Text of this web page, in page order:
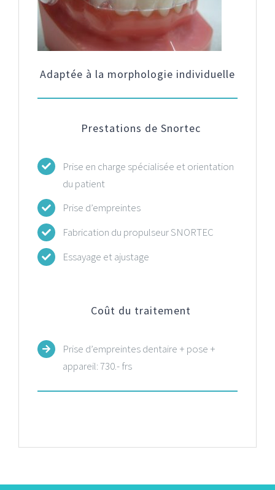
Adaptée à la morphologie individuelle
Prestations de Snortec
Prise en charge spécialisée et orientation
du patient
Prise d’empreintes
Fabrication du propulseur SNORTEC
Essayage et ajustage
Coût du traitement
Prise d’empreintes dentaire + pose +
appareil: 730.- frs